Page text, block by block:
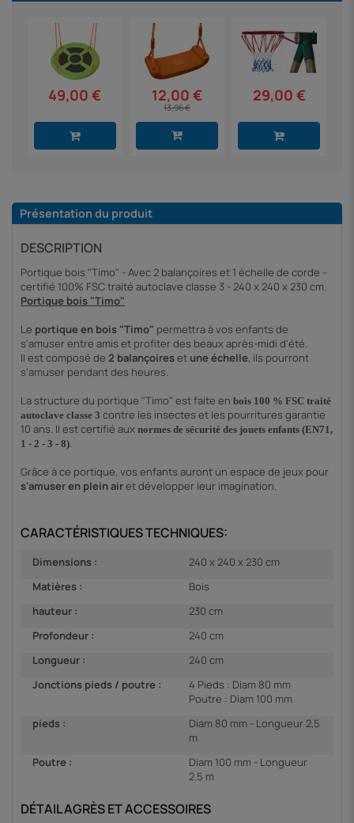
49,00 € 12,00 €
13,96 €
29,00 €
Présentation du produit
DESCRIPTION
Portique bois "Timo" - Avec 2 balançoires et 1 échelle de corde -
certifié 100% FSC traité autoclave classe 3 - 240 x 240 x 230 cm.
Portique bois "Timo"
Le portique en bois "Timo" permettra à vos enfants de
s'amuser entre amis et profiter des beaux après-midi d'été.
Il est composé de 2 balançoireset une échelle, ils pourront
s'amuser pendant des heures.
La structure du portique "Timo" est faite en bois 100 % FSC traité
autoclave classe 3 contre les insectes et les pourritures garantie
10 ans. Il est certifié aux normes de sécurité des jouets enfants (EN71,
1 - 2 - 3 - 8).
Grâce à ce portique, vos enfants auront un espace de jeux pour
s'amuser en plein airet développer leur imagination.
CARACTÉRISTIQUES TECHNIQUES:
Dimensions :
240 x 240 x 230 cm
Matières :
Bois
hauteur :
230 cm
Profondeur :
240 cm
Longueur :
240 cm
Jonctions pieds / poutre :
4 Pieds : Diam 80 mm
Poutre : Diam 100 mm
pieds :
Diam 80 mm - Longueur 2,5
m
Poutre :
Diam 100 mm - Longueur
2.5 m
DÉTAIL AGRÈS ET ACCESSOIRES